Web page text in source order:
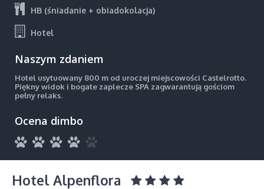
HB (śniadanie + obiadokolacja)
Hotel
Naszym zdaniem
Hotel usytuowany 800 m od uroczej miejscowości Castelrotto.
Piękny widok i bogate zaplecze SPA zagwarantują gościom
pełny relaks.
Ocena dimbo
Hotel Alpenflora